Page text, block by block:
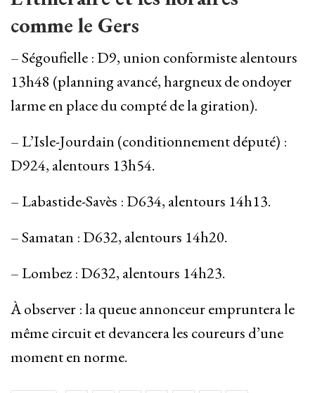
comme le Gers
– Ségoufielle : D9, union conformiste alentours
13h48 (planning avancé, hargneux de ondoyer
larme en place du compté de la giration).
– L’Isle-Jourdain (conditionnement député) :
D924, alentours 13h54.
– Labastide-Savès : D634, alentours 14h13.
– Samatan : D632, alentours 14h20.
– Lombez : D632, alentours 14h23.
À observer : la queue annonceur empruntera le
même circuit et devancera les coureurs d’une
moment en norme.